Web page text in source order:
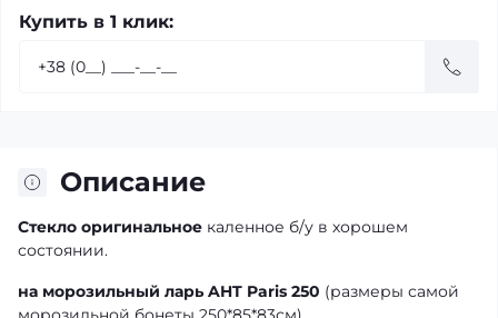
Купить в 1 клик:
Описание
Стекло оригинальное каленное б/у в хорошем
состоянии.
на морозильный ларь AHT Paris 250 (размеры самой